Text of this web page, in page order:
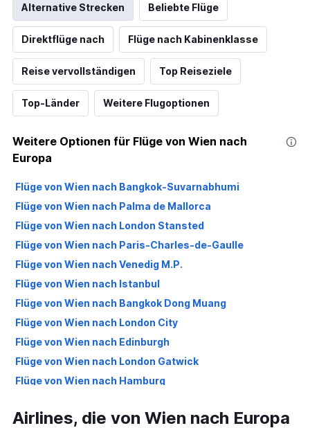
Alternative Strecken Beliebte Flüge
Direktflüge nach Flüge nach Kabinenklasse
Reise vervollständigen Top Reiseziele
Top-Länder Weitere Flugoptionen
Weitere Optionen für Flüge von Wien nach
Europa
Flüge von Wien nach Bangkok-Suvarnabhumi
Flüge von Wien nach Palma de Mallorca
Flüge von Wien nach London Stansted
Flüge von Wien nach Paris-Charles-de-Gaulle
Flüge von Wien nach Venedig M.P.
Flüge von Wien nach Istanbul
Flüge von Wien nach Bangkok Dong Muang
Flüge von Wien nach London City
Flüge von Wien nach Edinburgh
Flüge von Wien nach London Gatwick
Flüge von Wien nach Hamburg
Flüge von Wien nach Athen
Airlines, die von Wien nach Europa